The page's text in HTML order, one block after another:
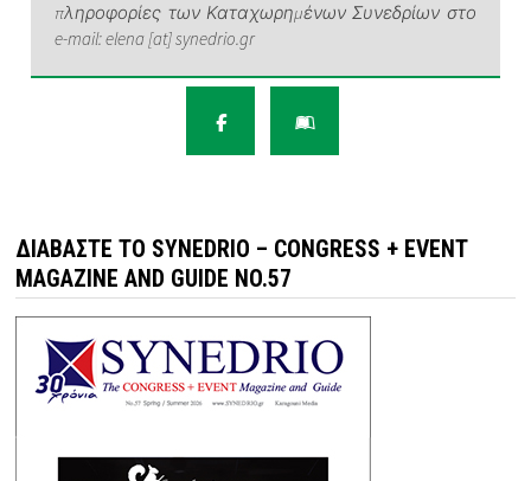
πληροφορίες των Καταχωρημένων Συνεδρίων στο
e-mail: elena [at] synedrio.gr
ΔΙΑΒΆΣΤΕ ΤΟ SYNEDRIO – CONGRESS + EVENT
MAGAZINE AND GUIDE NO.57